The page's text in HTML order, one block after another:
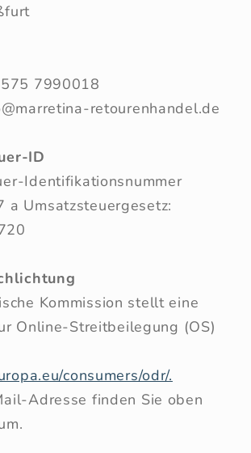
7990018
retourenhandel.de
ID
Identifikationsnummer
a Umsatzsteuergesetz:
Kommission stellt eine
Online-Streitbeilegung (OS)
consumers/odr/.
Adresse finden Sie oben